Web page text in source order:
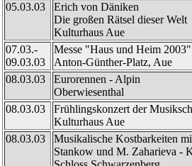
05.03.03
Erich von Däniken
Die großen Rätsel dieser Welt
Kulturhaus Aue
07.03.-
09.03.03
Messe "Haus und Heim 2003"
Anton-Günther-Platz, Aue
08.03.03
Eurorennen - Alpin
Oberwiesenthal
08.03.03
Frühlingskonzert der
Kulturhaus Aue
08.03.03
Musikalische Kostbarkeiten
Stankow und M. Zaharieva -